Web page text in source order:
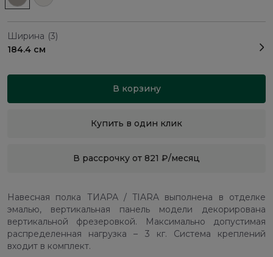
Ширина (3)
184.4 см
В корзину
Купить в один клик
В рассрочку от 821 ₽/месяц
Навесная полка ТИАРА / TIARA выполнена в отделке
эмалью, вертикальная панель модели декорирована
вертикальной фрезеровкой. Максимально допустимая
распределенная нагрузка – 3 кг. Система креплений
входит в комплект.